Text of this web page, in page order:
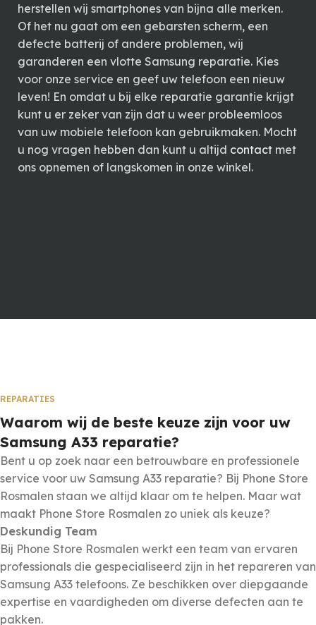
herstellen wij smartphones van bijna alle merken.
Of het nu gaat om een gebarsten scherm, een
defecte batterij of andere problemen, wij
garanderen een vlotte Samsung reparatie. Kies
voor onze service en geef uw telefoon een nieuw
leven! En omdat u bij elke reparatie garantie krijgt
kunt u er zeker van zijn dat u weer probleemloos
van uw mobiele telefoon kan gebruikmaken. Mocht
u nog vragen hebben dan kunt u altijd contact met
ons opnemen of langskomen in onze winkel.
REPARATIES
Waarom wij de beste keuze zijn voor uw
Samsung A33 reparatie?
Bent u op zoek naar een betrouwbare en professionele
service voor uw Samsung A33 reparatie? Bij Phone Store
Rosmalen staan we altijd klaar om te helpen. Maar wat
maakt Phone Store Rosmalen zo uniek als keuze?
Deskundig Team
Bij Phone Store Rosmalen werkt een team van ervaren
professionals die gespecialiseerd zijn in het repareren van
Samsung A33 telefoons. Ze beschikken over diepgaande
expertise en vaardigheden om diverse defecten aan te
pakken.